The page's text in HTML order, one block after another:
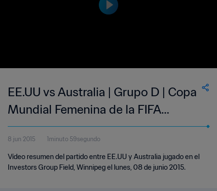
EE.UU vs Australia | Grupo D | Copa
Mundial Femenina de la FIFA
Canadá 2015™ | Highlights
8 jun 2015 1minuto 59segundo
Vídeo resumen del partido entre EE.UU y Australia jugado en el
Investors Group Field, Winnipeg el lunes, 08 de junio 2015.